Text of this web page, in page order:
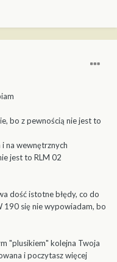
bo z pewnością nie jest to
na wewnętrznych
jest to RLM 02
dość istotne błędy, co do
190 się nie wypowiadam, bo
"plusikiem" kolejna Twoja
i poczytasz więcej